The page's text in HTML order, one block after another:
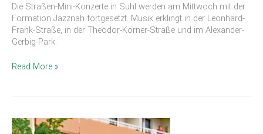
Die Straßen-Mini-Konzerte in Suhl werden am Mittwoch mit der
Formation Jazznah fortgesetzt. Musik erklingt in der Leonhard-
Frank-Straße, in der Theodor-Körner-Straße und im Alexander-
Gerbig-Park.
Mini-
Konzerten
Read More »